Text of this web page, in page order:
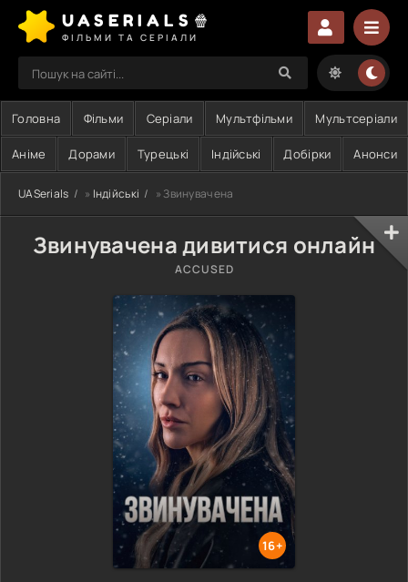
UASERIALS🍿
ФІЛЬМИ ТА СЕРІАЛИ
Головна Фільми Серіали Мультфільми Мультсеріали
Аніме Дорами Турецькі Індійські Добірки Анонси
UASerials » Індійські » Звинувачена
Звинувачена дивитися онлайн
ACCUSED
16+